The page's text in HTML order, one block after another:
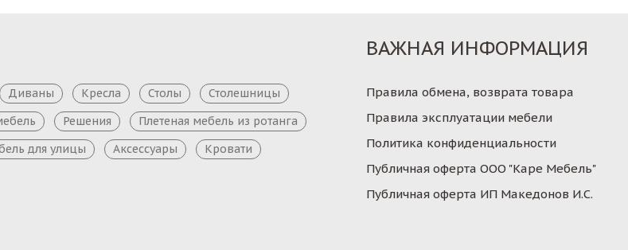
Диваны Кресла Столы
Столешницы
Решения
Плетеная мебель из ротанга
для улицы Аксессуары Кровати
ВАЖНАЯ ИНФОРМАЦИЯ
Правила обмена, возврата товара
Правила эксплуатации мебели
Политика конфиденциальности
Публичная оферта ООО "Каре Мебель"
Публичная оферта ИП Македонов И.С.